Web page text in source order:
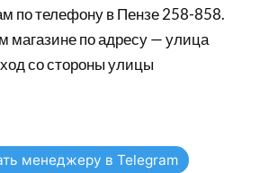
по телефону в Пензе 258-858.
по адресу — улица
со стороны улицы
менеджеру в Telegram